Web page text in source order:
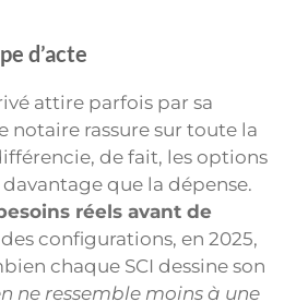
d’acte
attire parfois par sa
notaire rassure sur toute la
de fait, les options
que la dépense.
réels avant de
configurations, en 2025,
chaque SCI dessine son
ne ressemble moins à une